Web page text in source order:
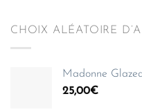
CHOIX ALÉATOIRE
Madonne
25,00€